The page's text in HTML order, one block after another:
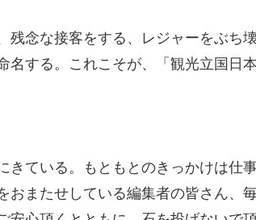
残念な接客をする、レジャーをぶち
名する。これこそが、「観光立国日
きている。もともとのきっかけは仕
おまたせしている編集者の皆さん、